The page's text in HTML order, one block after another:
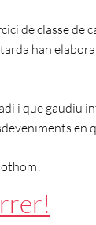
de classe de
han
i que gaudiu
en